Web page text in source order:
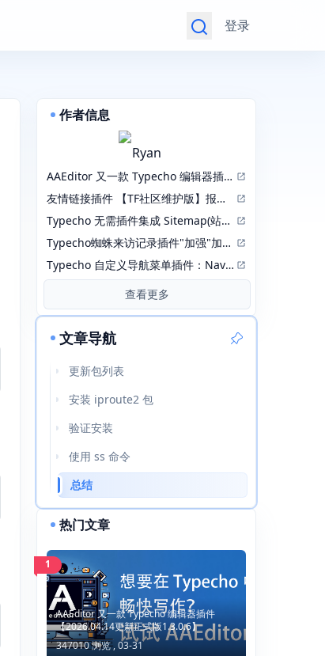
登录
作者信息
Ryan
AAEditor 又一款 Typecho 编辑器插件【2026.04.14更新正式版1.3.0.6】
友情链接插件 【TF社区维护版】报错 incorrect integer value: '' for column 'lid' at row 1
Typecho 无需插件集成 Sitemap(站点地图)
Typecho蜘蛛来访记录插件"加强"加强版：RobotsPlusPlus
Typecho 自定义导航菜单插件：NavMenu 修改版
查看更多
文章导航
更新包列表
安装 iproute2 包
验证安装
使用 ss 命令
总结
热门文章
1
AAEditor 又一款 Typecho 编辑器插件
【2026.04.14更新正式版1.3.0.6】
347010 浏览 ,03-31